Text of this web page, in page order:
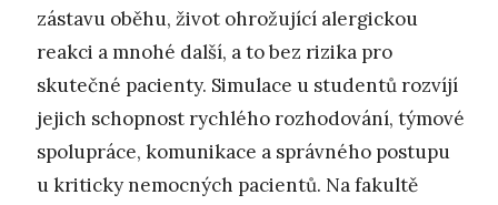
zástavu oběhu, život ohrožující alergickou
reakci a mnohé další, a to bez rizika pro
skutečné pacienty. Simulace u studentů rozvíjí
jejich schopnost rychlého rozhodování, týmové
spolupráce, komunikace a správného postupu
u kriticky nemocných pacientů. Na fakultě